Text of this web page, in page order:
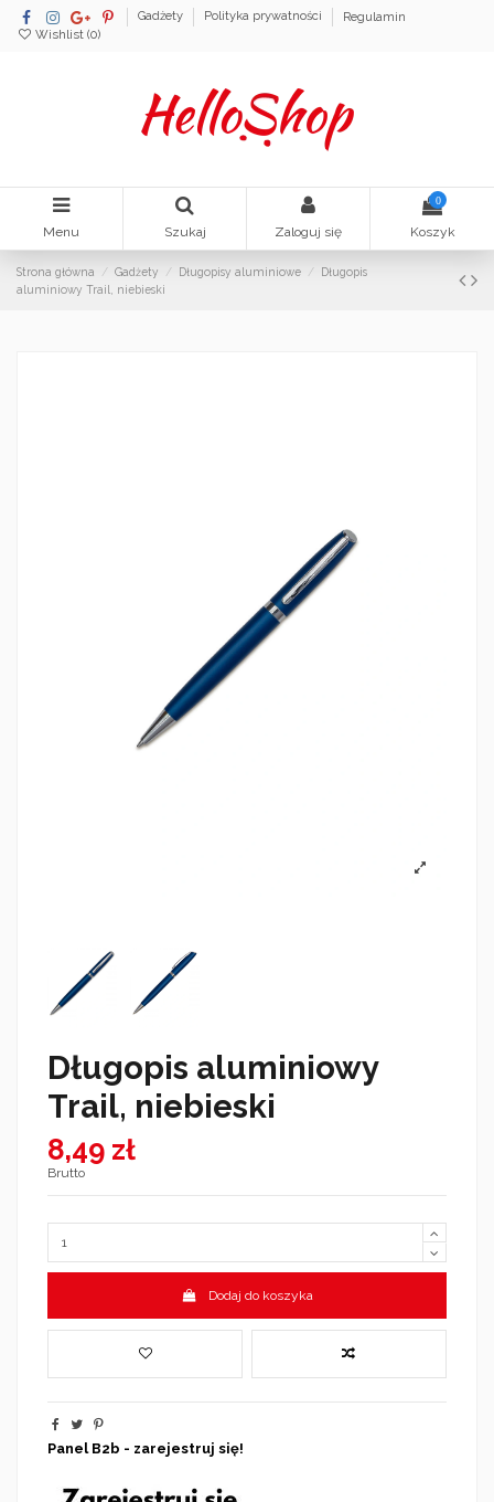
Gadżety Polityka prywatności
Regulamin
Wishlist (0)
Menu Szukaj Zaloguj się
0
Koszyk
Strona główna Gadżety Długopisy aluminiowe
Długopis
aluminiowy Trail, niebieski
Długopis aluminiowy
Trail, niebieski
8,49 zł
Brutto
Dodaj do koszyka
Panel B2b - zarejestruj się!